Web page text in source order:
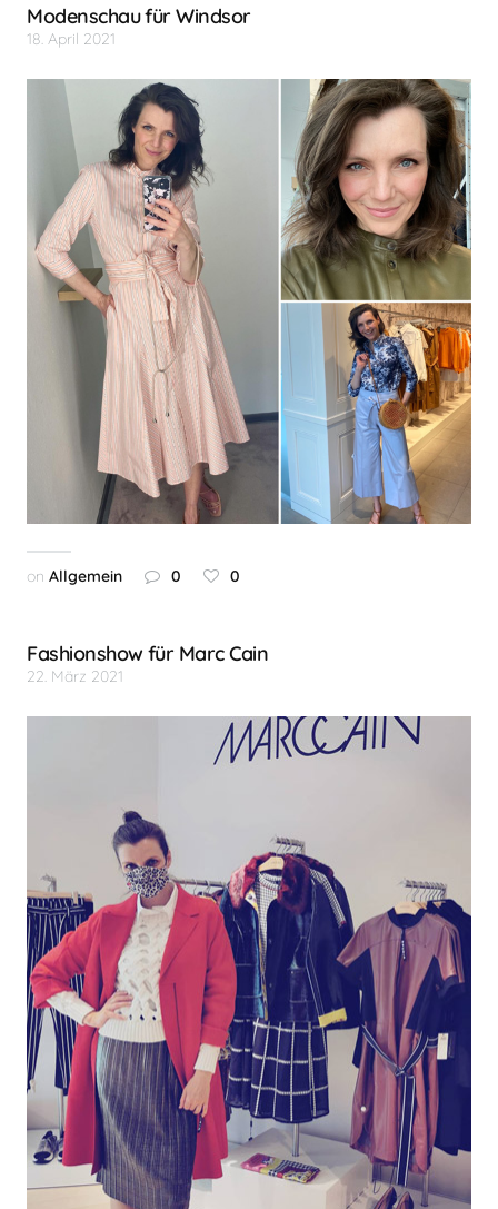
Modenschau für Windsor
18. April 2021
onAllgemein 0 0
Fashionshow für Marc Cain
22. März 2021